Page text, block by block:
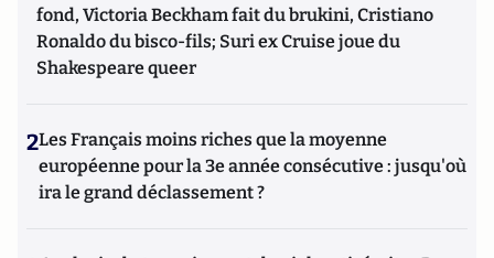
fond, Victoria Beckham fait du brukini, Cristiano
Ronaldo du bisco-fils; Suri ex Cruise joue du
Shakespeare queer
2Les Français moins riches que la moyenne
européenne pour la 3e année consécutive : jusqu'où
ira le grand déclassement ?